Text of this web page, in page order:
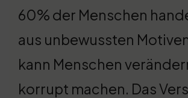
60% der Menschen
aus unbewussten
kann Menschen
korrupt machen. Das